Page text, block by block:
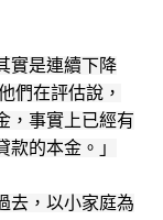
實是連續下降
們在評估說，
，事實上已經有
的本金。」
去，以小家庭為